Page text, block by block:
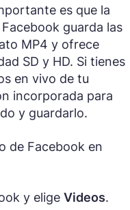
es que la
guarda las
MP4 y ofrece
SD y HD. Si tienes
en vivo de tu
incorporada para
y guardarlo.
de Facebook en
y elige Videos.